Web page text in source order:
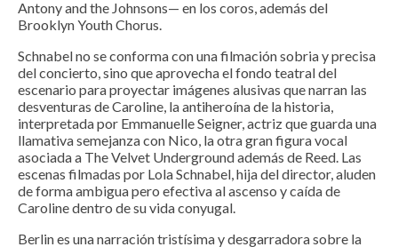
Antony and the Johnsons— en los coros, además del
Brooklyn Youth Chorus.
Schnabel no se conforma con una filmación sobria y precisa
del concierto, sino que aprovecha el fondo teatral del
escenario para proyectar imágenes alusivas que narran las
desventuras de Caroline, la antiheroína de la historia,
interpretada por Emmanuelle Seigner, actriz que guarda una
llamativa semejanza con Nico, la otra gran figura vocal
asociada a The Velvet Underground además de Reed. Las
escenas filmadas por Lola Schnabel, hija del director, aluden
de forma ambigua pero efectiva al ascenso y caída de
Caroline dentro de su vida conyugal.
Berlin es una narración tristísima y desgarradora sobre la